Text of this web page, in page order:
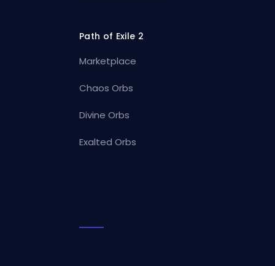
Path of Exile 2
Marketplace
Chaos Orbs
Divine Orbs
Exalted Orbs